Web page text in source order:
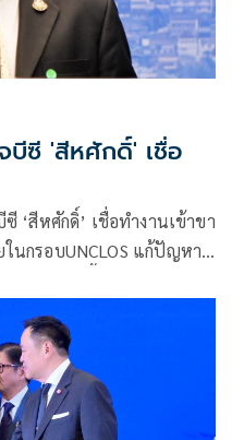
บีซี 'สีหศักดิ์' เชื่อ
‘สีหศักดิ์’ เชื่อทำงานเข้าขา
นกรอบUNCLOS แก้ปัญหา